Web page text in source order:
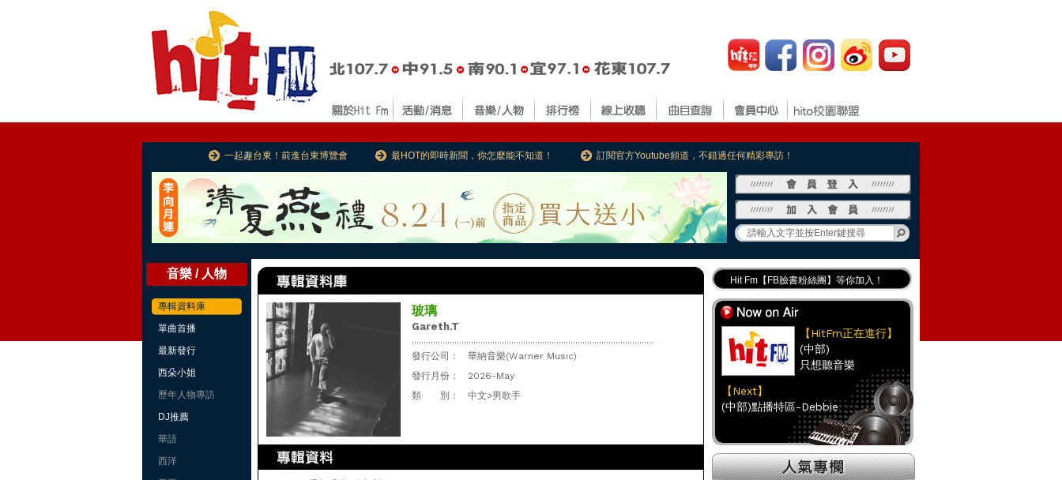
一起趣台東！前進台東博覽會 最HOT的即時新聞，你怎麼能不知道！ 訂閱官方Youtube頻道，不錯過任何精彩專訪！
音樂 / 人物
專輯資料庫
單曲首播
最新發行
西朵小姐
歷年人物專訪
DJ推薦
華語
西洋
玻璃
Gareth.T
......................................................................................................
發行公司：
華納音樂(Warner Music)
發行月份：
2026-May
類 別：
中文>男歌手
Hit Fm【FB臉書粉絲團】等你加入！
最專業《DJ推薦》好音樂千萬別錯過！
好康報報 最新優惠訊息都在這！
Hit Fm的【IG】新鮮又好玩快加入！
【HitFm正在進行】
(中部)
只想聽音樂
【Next】
(中部)點播特區-Debbie
【HitFm正在進行】
(南部)